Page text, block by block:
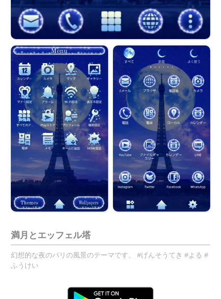
満月とエッフェル塔
幻想的な夜のパリの風景のテーマです。 #げんそうてき #よる #
ふうけい